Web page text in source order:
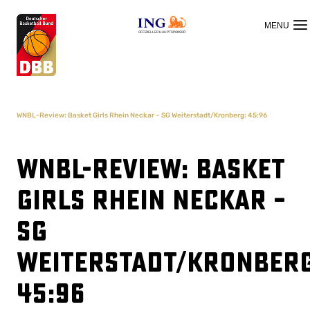
OFFIZIELLER HAUPTSPONSOR
WNBL-Review: Basket Girls Rhein Neckar – SG Weiterstadt/Kronberg: 45:96
WNBL-Review: Basket
Girls Rhein Neckar –
SG
Weiterstadt/
45:96